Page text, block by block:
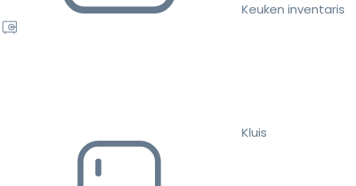
Keuken inventaris
Kluis